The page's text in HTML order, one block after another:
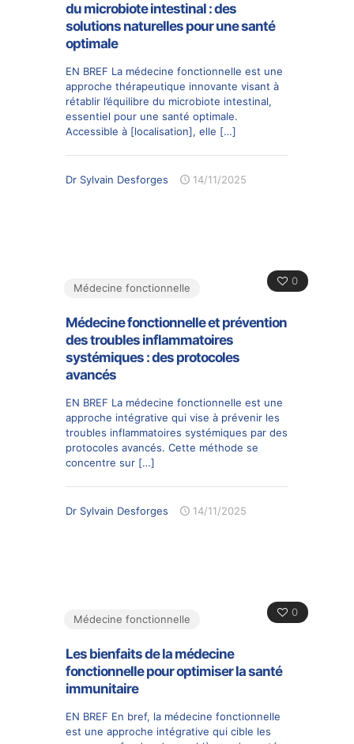
du microbiote intestinal : des
solutions naturelles pour une santé
optimale
EN BREF La médecine fonctionnelle est une
approche thérapeutique innovante visant à
rétablir l’équilibre du microbiote intestinal,
essentiel pour une santé optimale.
Accessible à [localisation], elle […]
Dr Sylvain Desforges 14/11/2025
0
Médecine fonctionnelle
Médecine fonctionnelle et prévention
des troubles inflammatoires
systémiques : des protocoles
avancés
EN BREF La médecine fonctionnelle est une
approche intégrative qui vise à prévenir les
troubles inflammatoires systémiques par des
protocoles avancés. Cette méthode se
concentre sur […]
Dr Sylvain Desforges 14/11/2025
0
Médecine fonctionnelle
Les bienfaits de la médecine
fonctionnelle pour optimiser la santé
immunitaire
EN BREF En bref, la médecine fonctionnelle
est une approche intégrative qui cible les